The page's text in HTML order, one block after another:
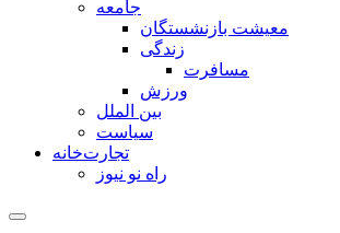
جامعه
معیشت بازنشستگان
زندگی
مسافرت
ورزش
بین الملل
سیاست
تجارت‌خانه
راه نو نیوز